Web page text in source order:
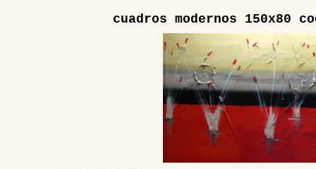
cuadros modernos 150x80